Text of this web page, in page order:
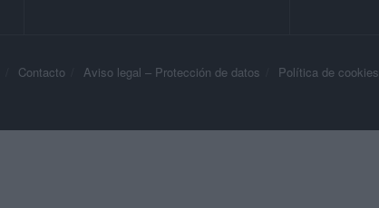
Contacto Aviso legal – Protección de datos Política de cookies